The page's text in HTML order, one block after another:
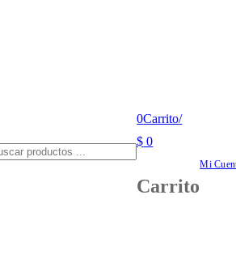
0Carrito/
$ 0
Carrito
Mi